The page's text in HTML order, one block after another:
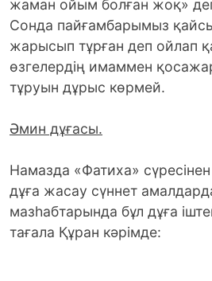
жаман ойым болған жоқ»
Сонда пайғамбарымыз
жарысып тұрған деп ойлап
өзгелердің имаммен
тұруын дұрыс көрмей.
Әмин дұғасы.
Намазда «Фатиха»
дұға жасау сүннет
мазһабтарында бұл дұға
тағала Құран кәрімде: